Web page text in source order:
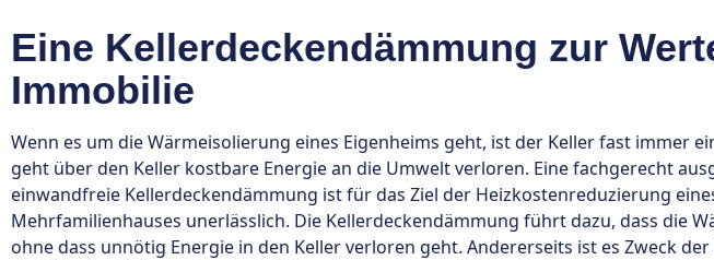
Eine Kellerdeckendämmung zur
Immobilie
Wenn es um die Wärmeisolierung eines Eigenheims geht, ist der Keller fast immer
geht über den Keller kostbare Energie an die Umwelt verloren. Eine fachgerecht
einwandfreie Kellerdeckendämmung ist für das Ziel der Heizkostenreduzierung
Mehrfamilienhauses unerlässlich. Die Kellerdeckendämmung führt dazu, dass die
ohne dass unnötig Energie in den Keller verloren geht. Andererseits ist es Zweck